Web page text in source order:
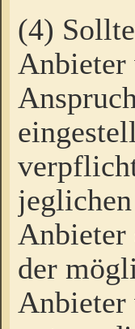
(4)
Anbieter
Anbieter
der
Anbieter